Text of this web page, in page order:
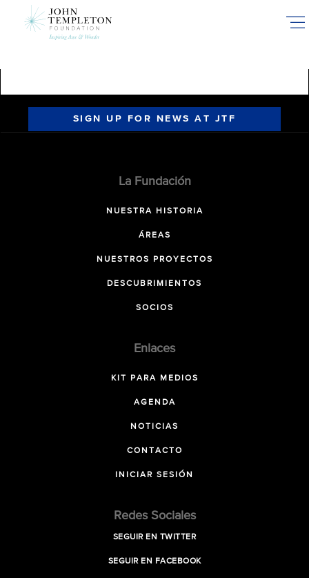
SIGN UP FOR NEWS AT JTF
La Fundación
NUESTRA HISTORIA
ÁREAS
NUESTROS PROYECTOS
DESCUBRIMIENTOS
SOCIOS
Enlaces
KIT PARA MEDIOS
AGENDA
NOTICIAS
CONTACTO
INICIAR SESIÓN
Redes Sociales
SEGUIR EN TWITTER
SEGUIR EN FACEBOOK